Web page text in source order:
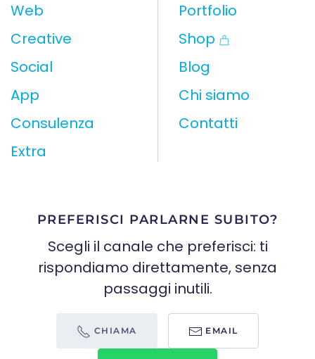
Web
Creative
Social
App
Consulenza
Extra
Portfolio
Shop
Blog
Chi siamo
Contatti
PREFERISCI PARLARNE SUBITO?
Scegli il canale che preferisci: ti
rispondiamo direttamente, senza
passaggi inutili.
CHIAMA EMAIL